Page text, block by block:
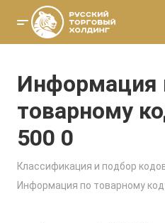
Информация
товарному
500 0
Классификация и подбор
Информация по товарному